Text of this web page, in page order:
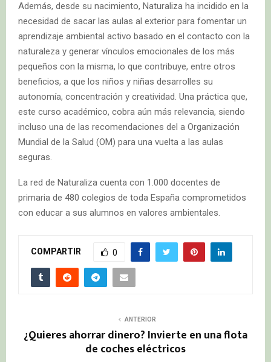
Además, desde su nacimiento, Naturaliza ha incidido en la
necesidad de sacar las aulas al exterior para fomentar un
aprendizaje ambiental activo basado en el contacto con la
naturaleza y generar vínculos emocionales de los más
pequeños con la misma, lo que contribuye, entre otros
beneficios, a que los niños y niñas desarrolles su
autonomía, concentración y creatividad. Una práctica que,
este curso académico, cobra aún más relevancia, siendo
incluso una de las recomendaciones del a Organización
Mundial de la Salud (OM) para una vuelta a las aulas
seguras.
La red de Naturaliza cuenta con 1.000 docentes de
primaria de 480 colegios de toda España comprometidos
con educar a sus alumnos en valores ambientales.
COMPARTIR 0
ANTERIOR
¿Quieres ahorrar dinero? Invierte en una flota
de coches eléctricos